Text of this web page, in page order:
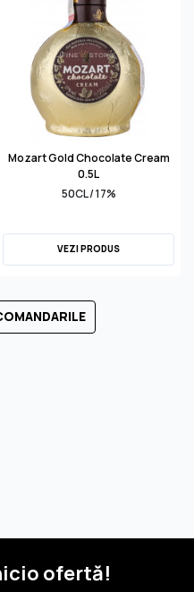
Mozart Gold Chocolate Cream
0.5L
50CL / 17%
VEZI PRODUS
ofertă!